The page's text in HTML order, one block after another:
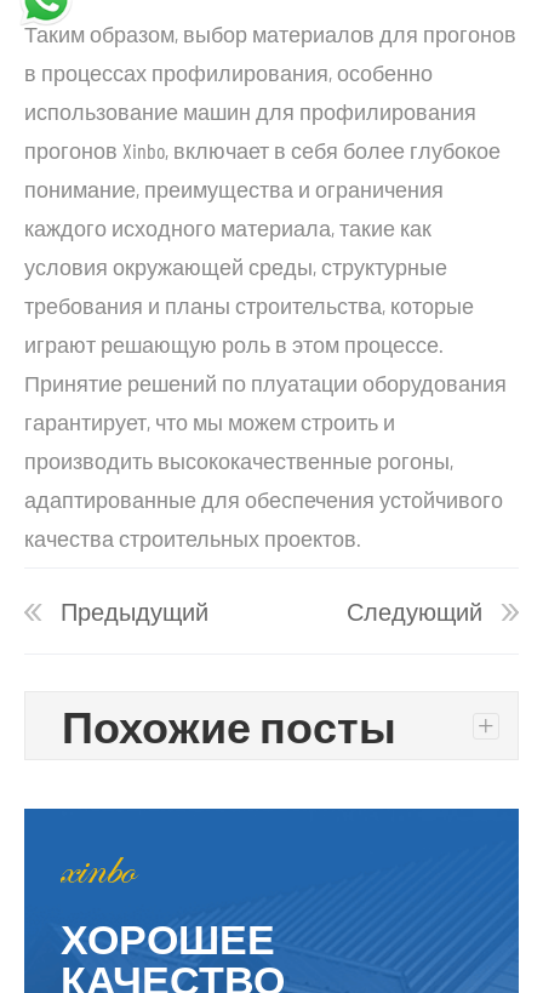
Таким образом, выбор материалов для прогонов
в процессах профилирования, особенно
использование машин для профилирования
прогонов Xinbo, включает в себя более глубокое
понимание, преимущества и ограничения
каждого исходного материала, такие как
условия окружающей среды, структурные
требования и планы строительства, которые
играют решающую роль в этом процессе.
Принятие решений по плуатации оборудования
гарантирует, что мы можем строить и
производить высококачественные рогоны,
адаптированные для обеспечения устойчивого
качества строительных проектов.
Предыдущий Следующий
Похожие посты +
ХОРОШЕЕ
КАЧЕСТВО